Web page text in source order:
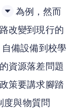
為例，然而
改變到現行的
備設備到校學
資源落差問題
策要講求腳踏
度與物質問